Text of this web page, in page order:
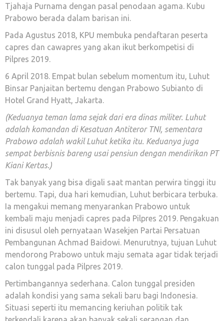
Tjahaja Purnama dengan pasal penodaan agama. Kubu
Prabowo berada dalam barisan ini.
Pada Agustus 2018, KPU membuka pendaftaran peserta
capres dan cawapres yang akan ikut berkompetisi di
Pilpres 2019.
6 April 2018. Empat bulan sebelum momentum itu, Luhut
Binsar Panjaitan bertemu dengan Prabowo Subianto di
Hotel Grand Hyatt, Jakarta.
(Keduanya teman lama sejak dari era dinas militer. Luhut
adalah komandan di Kesatuan Antiteror TNI, sementara
Prabowo adalah wakil Luhut ketika itu. Keduanya juga
sempat berbisnis bareng usai pensiun dengan mendirikan PT
Kiani Kertas.)
Tak banyak yang bisa digali saat mantan perwira tinggi itu
bertemu. Tapi, dua hari kemudian, Luhut berbicara terbuka.
Ia mengakui memang menyarankan Prabowo untuk
kembali maju menjadi capres pada Pilpres 2019. Pengakuan
ini disusul oleh pernyataan Wasekjen Partai Persatuan
Pembangunan Achmad Baidowi. Menurutnya, tujuan Luhut
mendorong Prabowo untuk maju semata agar tidak terjadi
calon tunggal pada Pilpres 2019.
Pertimbangannya sederhana. Calon tunggal presiden
adalah kondisi yang sama sekali baru bagi Indonesia.
Situasi seperti itu memancing keriuhan politik tak